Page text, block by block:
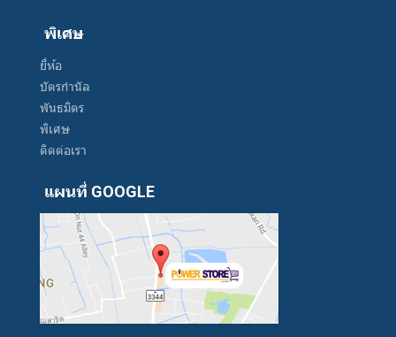
พิเศษ
ยี่ห้อ
บัตรกำนัล
พันธมิตร
พิเศษ
ติดต่อเรา
แผนที่ GOOGLE